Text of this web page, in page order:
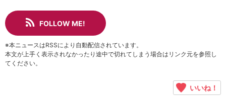
FOLLOW ME!
※本ニュースはRSSにより自動配信されています。
本文が上手く表示されなかったり途中で切れてしまう場合はリンク元を参照し
てください。
いいね！